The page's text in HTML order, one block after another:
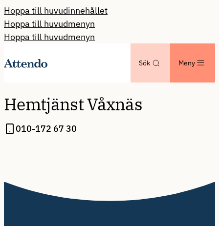
Hoppa till huvudinnehållet
Hoppa till huvudmenyn
Hoppa till huvudmenyn
Sök Meny
Hemtjänst Våxnäs
010-172 67 30